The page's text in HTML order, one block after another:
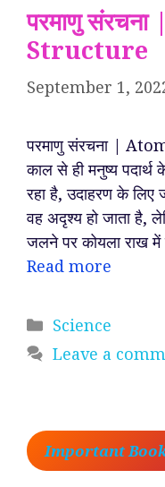
परमाणु
Structure
September 1,
परमाणु संरचना |
काल से ही मनुष्य पदार्थ
रहा है, उदाहरण के लिए
वह अदृश्य हो जाता है,
जलने पर कोयला राख में
Read more
Categories
Science
Leave a
Important